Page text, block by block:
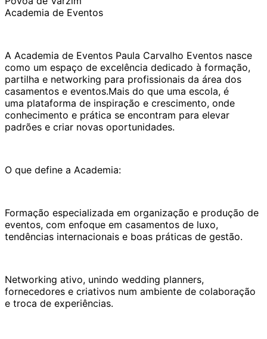
Academia de Eventos
A Academia de Eventos Paula Carvalho Eventos nasce
como um espaço de excelência dedicado à formação,
partilha e networking para profissionais da área dos
casamentos e eventos.Mais do que uma escola, é
uma plataforma de inspiração e crescimento, onde
conhecimento e prática se encontram para elevar
padrões e criar novas oportunidades.
O que define a Academia:
Formação especializada em organização e produção de
eventos, com enfoque em casamentos de luxo,
tendências internacionais e boas práticas de gestão.
Networking ativo, unindo wedding planners,
fornecedores e criativos num ambiente de colaboração
e troca de experiências.